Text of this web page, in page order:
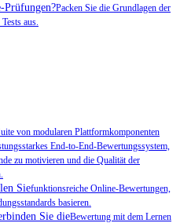
Prüfungen?Packen Sie die Grundlagen der
aus.
von modularen Plattformkomponenten
End-to-End-Bewertungssystem,
zu motivieren und die Qualität der
Siefunktionsreiche Online-Bewertungen,
basieren.
Sie dieBewertung mit dem Lernen